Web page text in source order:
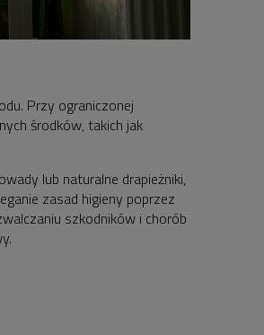
Przy ograniczonej
środków, takich jak
lub naturalne drapieżniki,
zasad higieny poprzez
szkodników i chorób